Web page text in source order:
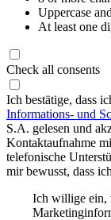
Uppercase
At least one
Check all consents
Ich bestätige, dass
Informations- und
S.A. gelesen und
Kontaktaufnahme
telefonische
mir bewusst, dass
Ich willige